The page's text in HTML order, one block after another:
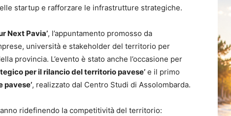
startup e rafforzare le infrastrutture strategiche.
Next Pavia’, l’appuntamento promosso da
università e stakeholder del territorio per
provincia. L’evento è stato anche l’occasione per
per il rilancio del territorio pavese’ e il primo
pavese’, realizzato dal Centro Studi di Assolombarda.
ridefinendo la competitività del territorio: